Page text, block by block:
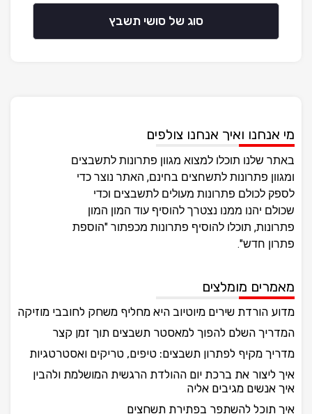
סוג של סושי תשבץ
מי אנחנו ואיך אנחנו צולפים
באתר שלנו תוכלו למצוא מגוון פתרונות לתשבצים
ומגוון פתרונות לתשחצים בחינם, האתר נוצר כדי
לספק לכולם פתרונות מעולים לתשבצים וכדי
שכולם יהנו ממנו נצטרך להוסיף עוד המון המון
פתרונות, תוכלו להוסיף פתרונות מכפתור "הוספת
פתרון חדש".
מאמרים מומלצים
מדוע הורדת שירים מיוטיוב היא מחליף משחק לחובבי מוזיקה
המדריך השלם להפוך למאסטר תשבצים תוך זמן קצר
מדריך מקיף לפתרון תשבצים: טיפים, טריקים ואסטרטגיות
איך ליצור את ברכת יום ההולדת הרגשית המושלמת ולהבין
איך אנשים מגיבים אליה
איך תוכל להשתפר בפתירת תשחצים